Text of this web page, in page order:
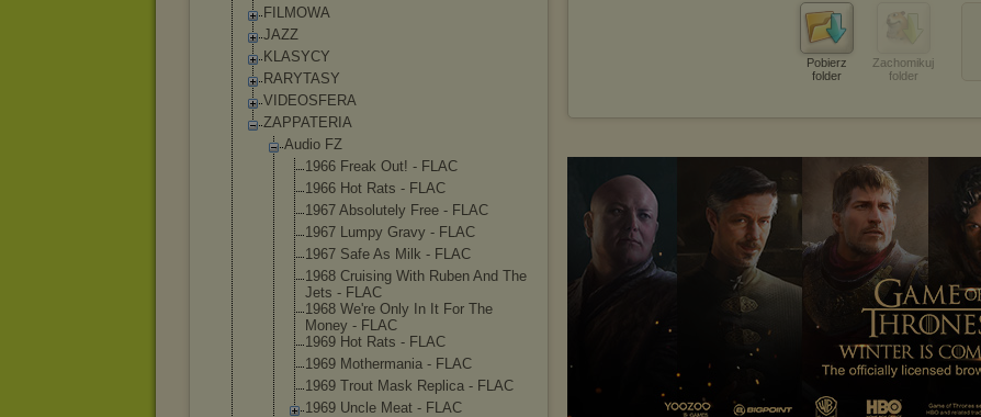
FILMOWA
JAZZ
KLASYCY
RARYTASY
VIDEOSFERA
ZAPPATERIA
Audio FZ
1966 Freak Out! - FLAC
1966 Hot Rats - FLAC
1967 Absolute ly Free - FLAC
1967 Lumpy Gravy - FLAC
1967 Safe As Milk - FLAC
1968 Cruising With Ruben And The
Jets - FLAC
1968 We're Only In It For The
Money - FLAC
1969 Hot Rats - FLAC
1969 Mothermania - FLAC
1969 Trout Mask Replica - FLAC
1969 Uncle Meat - FLAC
Pobierz
folder
Zachomikuj
folder